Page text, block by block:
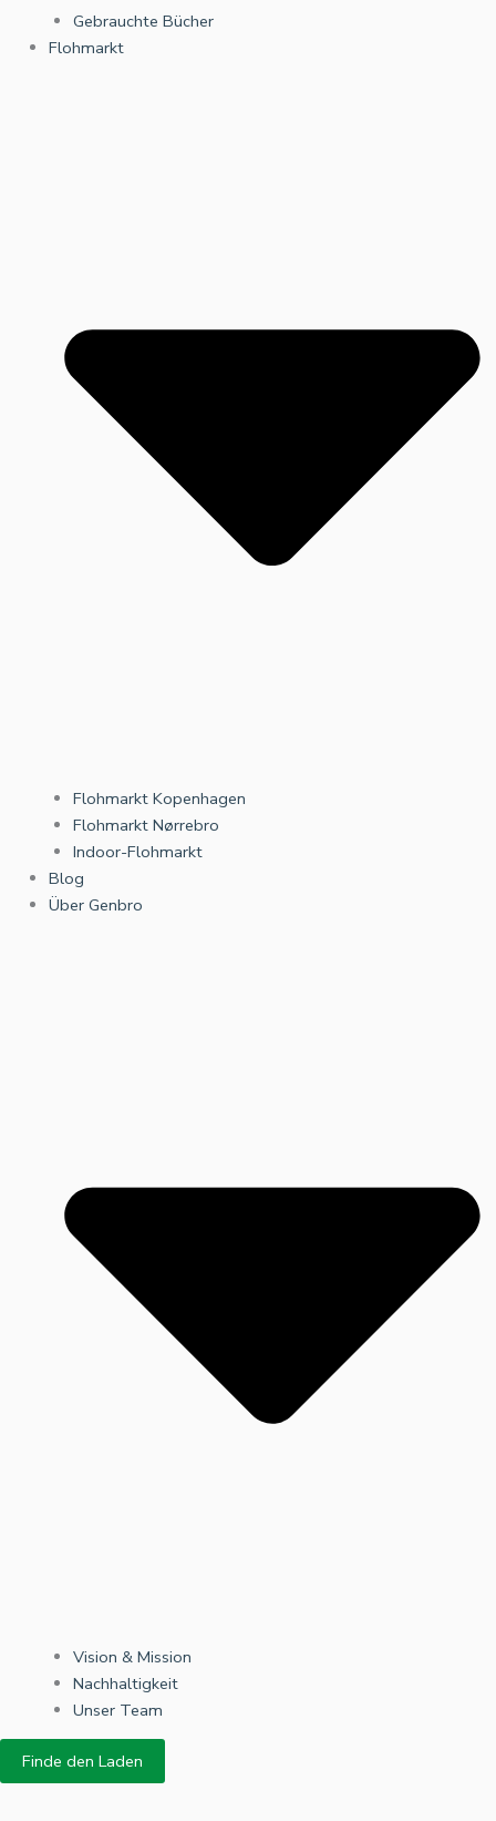
Gebrauchte Bücher
Flohmarkt
Flohmarkt Kopenhagen
Flohmarkt Nørrebro
Indoor-Flohmarkt
Blog
Über Genbro
Vision & Mission
Nachhaltigkeit
Unser Team
Finde den Laden